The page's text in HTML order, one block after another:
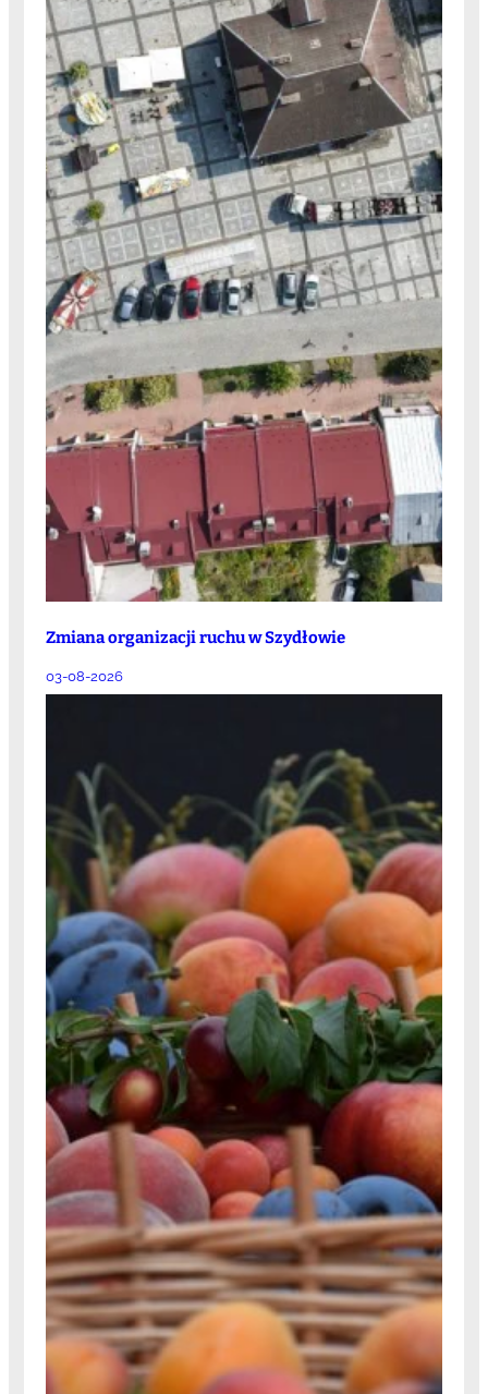
Zmiana organizacji ruchu w Szydłowie
03-08-2026